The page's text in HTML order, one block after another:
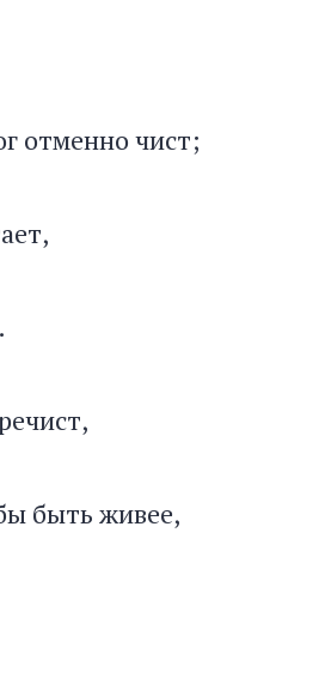
отменно чист;
быть живее,